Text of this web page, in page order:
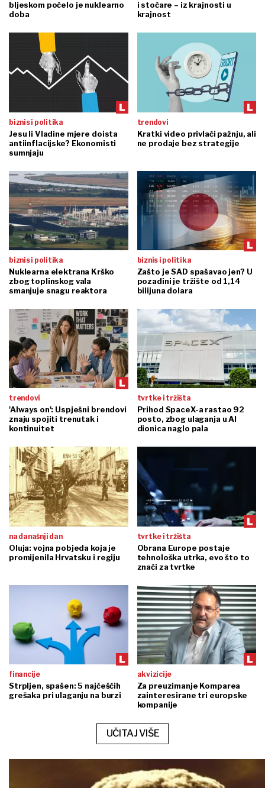
bljeskom počelo je nuklearno
doba
i stočare – iz krajnosti u
krajnost
biznis i politika
Jesu li Vladine mjere doista
antiinflacijske? Ekonomisti
sumnjaju
trendovi
Kratki video privlači pažnju, ali
ne prodaje bez strategije
biznis i politika
Nuklearna elektrana Krško
zbog toplinskog vala
smanjuje snagu reaktora
biznis i politika
Zašto je SAD spašavao jen? U
pozadini je tržište od 1,14
bilijuna dolara
trendovi
'Always on': Uspješni brendovi
znaju spojiti trenutak i
kontinuitet
tvrtke i tržišta
Prihod SpaceX-a rastao 92
posto, zbog ulaganja u AI
dionica naglo pala
na današnji dan
Oluja: vojna pobjeda koja je
promijenila Hrvatsku i regiju
tvrtke i tržišta
Obrana Europe postaje
tehnološka utrka, evo što to
znači za tvrtke
financije
Strpljen, spašen: 5 najčešćih
grešaka pri ulaganju na burzi
akvizicije
Za preuzimanje Komparea
zainteresirane tri europske
kompanije
UČITAJ VIŠE